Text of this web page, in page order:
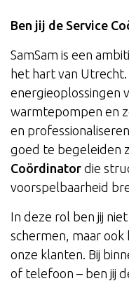
Ben jij de Service
SamSam is een
het hart van
energieoplossingen
warmtepompen en
en
goed te begeleiden
Coördinator die
voorspelbaarheid
In deze rol ben jij
schermen, maar
onze klanten. Bij
of telefoon – ben jij